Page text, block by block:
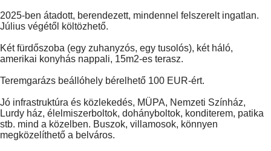
2025-ben átadott, berendezett, mindennel felszerelt ingatlan.
Július végétől költözhető.
Két fürdőszoba (egy zuhanyzós, egy tusolós), két háló,
amerikai konyhás nappali, 15m2-es terasz.
Teremgarázs beállóhely bérelhető 100 EUR-ért.
Jó infrastruktúra és közlekedés, MÜPA, Nemzeti Színház,
Lurdy ház, élelmiszerboltok, dohányboltok, konditerem, patika
stb. mind a közelben. Buszok, villamosok, könnyen
megközelíthető a belváros.